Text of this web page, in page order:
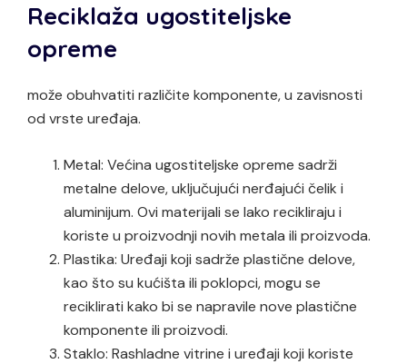
Reciklaža ugostiteljske
opreme
može obuhvatiti različite komponente, u zavisnosti
od vrste uređaja.
Metal: Većina ugostiteljske opreme sadrži
metalne delove, uključujući nerđajući čelik i
aluminijum. Ovi materijali se lako recikliraju i
koriste u proizvodnji novih metala ili proizvoda.
Plastika: Uređaji koji sadrže plastične delove,
kao što su kućišta ili poklopci, mogu se
reciklirati kako bi se napravile nove plastične
komponente ili proizvodi.
Staklo: Rashladne vitrine i uređaji koji koriste